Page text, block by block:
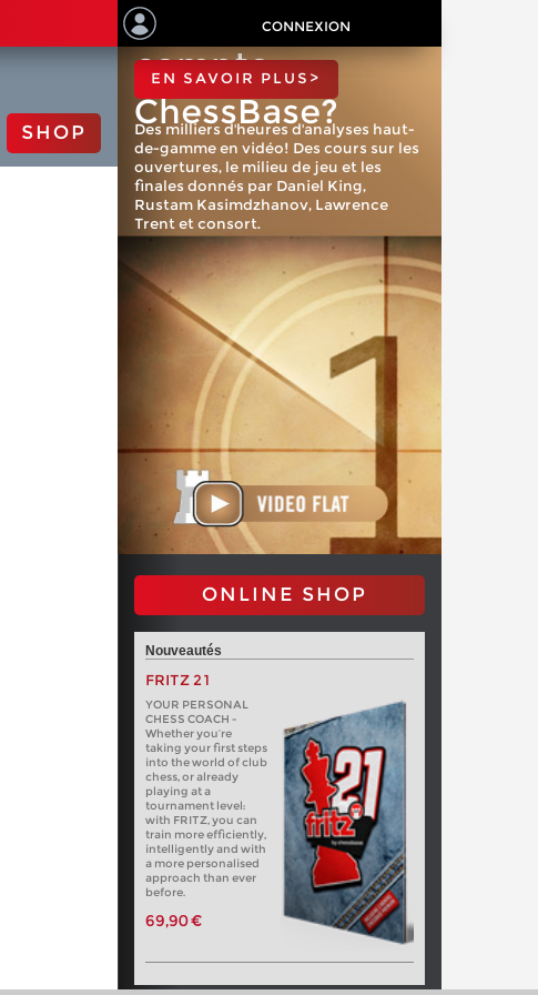
CONNEXION
SHOP
titulaire d'un
compte
ChessBase?
EN SAVOIR PLUS>
Des milliers d'heures d'analyses haut-
de-gamme en vidéo! Des cours sur les
ouvertures, le milieu de jeu et les
finales donnés par Daniel King,
Rustam Kasimdzhanov, Lawrence
Trent et consort.
ONLINE SHOP
Nouveautés
FRITZ 21
YOUR PERSONAL
CHESS COACH -
Whether you’re
taking your first steps
into the world of club
chess, or already
playing at a
tournament level:
with FRITZ, you can
train more efficiently,
intelligently and with
a more personalised
approach than ever
before.
69,90 €